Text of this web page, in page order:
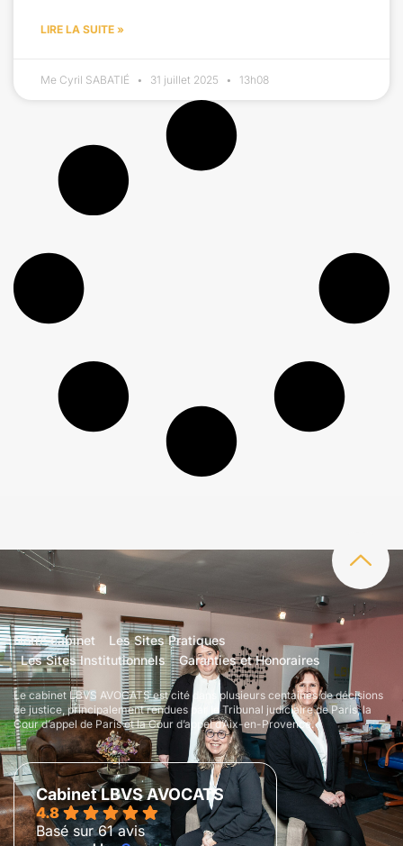
LIRE LA SUITE »
Me Cyril SABATIÉ 31 juillet 2025 13h08
Notre cabinet
Les Sites Pratiques
Les Sites Institutionnels
Garanties et Honoraires
Le cabinet LBVS AVOCATS est cité dans plusieurs centaines de décisions
de justice, principalement rendues par le Tribunal judiciaire de Paris, la
Cour d’appel de Paris et la Cour d’appel d’Aix-en-Provence.
Cabinet LBVS AVOCATS
4.8
Basé sur 61 avis